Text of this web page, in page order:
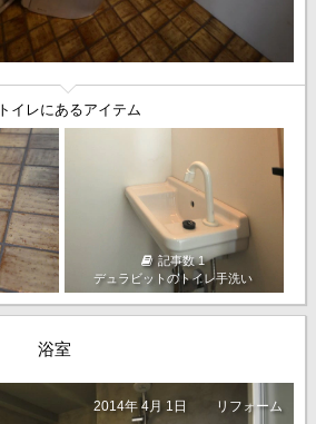
トイレにあるアイテム
記事数 1
デュラビットのトイレ手洗い
浴室
2014年 4月 1日 リフォーム